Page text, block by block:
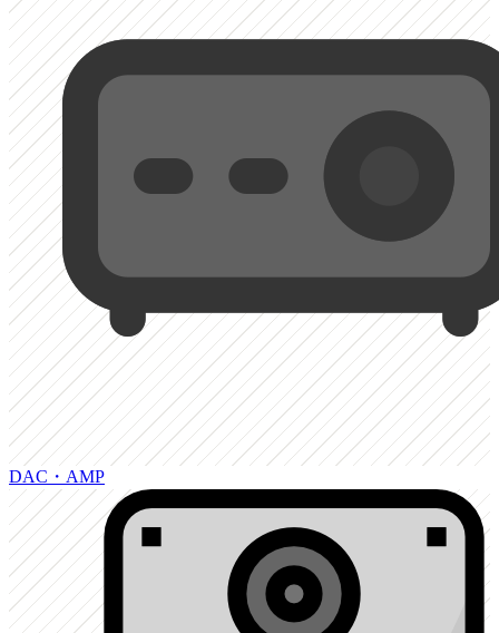
DAC・AMP